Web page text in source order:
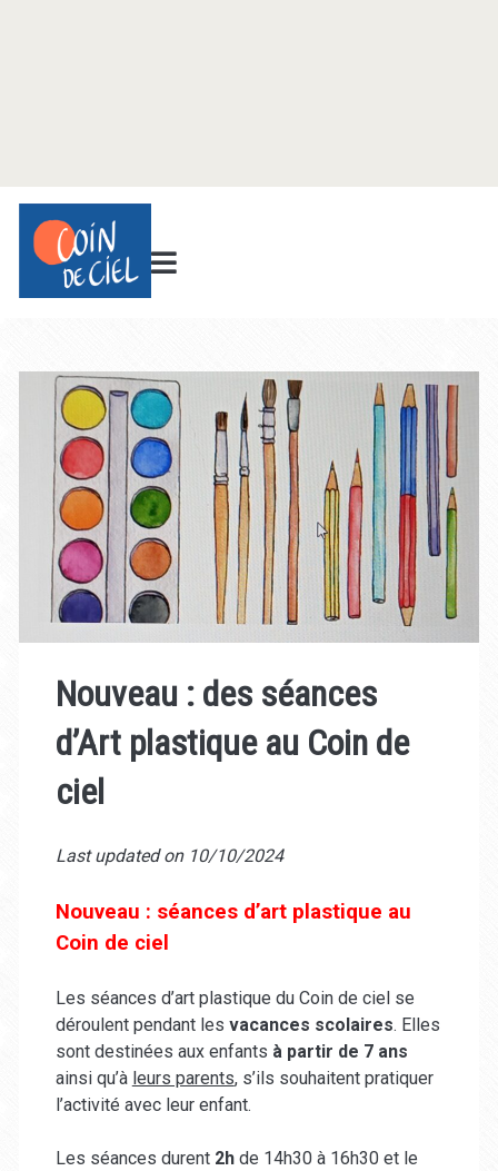
Nouveau : des séances
d’Art plastique au Coin de
ciel
Last updated on 10/10/2024
Nouveau : séances d’art plastique au
Coin de ciel
Les séances d’art plastique du Coin de ciel se
déroulent pendant les vacances scolaires. Elles
sont destinées aux enfants à partir de 7 ans
ainsi qu’à leurs parents, s’ils souhaitent pratiquer
l’activité avec leur enfant.
Les séances durent 2h de 14h30 à 16h30 et le